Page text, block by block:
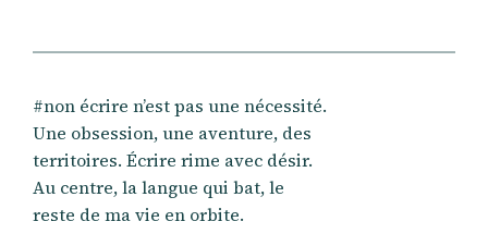
#non écrire n’est pas une nécessité.
Une obsession, une aventure, des
territoires. Écrire rime avec désir.
Au centre, la langue qui bat, le
reste de ma vie en orbite.